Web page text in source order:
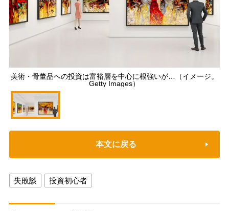
美術・骨董品への投資は富裕層を中心に根強いが…（イメージ。
Getty Images）
本文に戻る
失敗談 投資初心者